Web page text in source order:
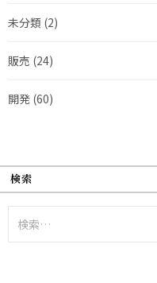
未分類 (2)
販売 (24)
開発 (60)
検索
索: